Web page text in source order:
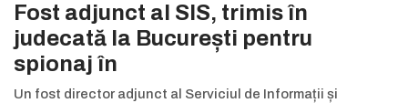
Fost adjunct al SIS, trimis în
judecată la București pentru
spionaj în
Un fost director adjunct al Serviciul de Informații și